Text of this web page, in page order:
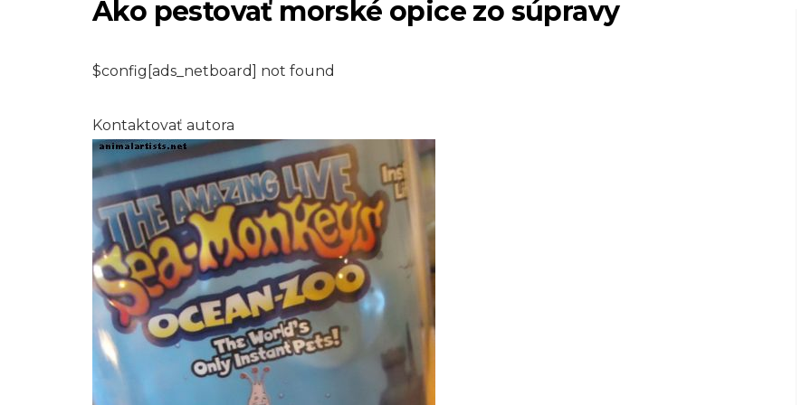
Ako pestovať morské opice zo súpravy
$config[ads_netboard] not found
Kontaktovať autora
MAČKY
Ako si vybrať pre váš
dom rastliny vhodné
pre mačky
6,2026